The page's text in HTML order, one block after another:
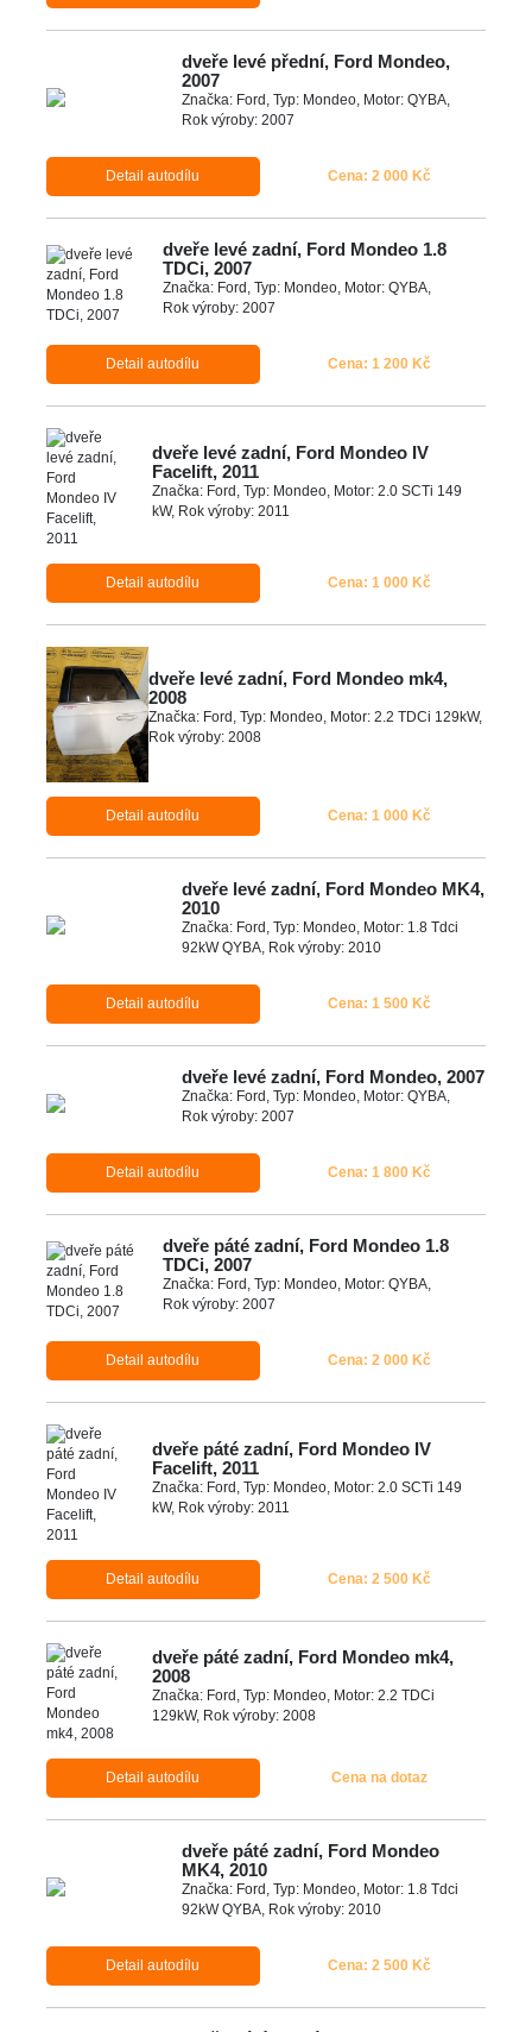
dveře levé přední, Ford Mondeo,
2007
Značka: Ford, Typ: Mondeo, Motor: QYBA,
Rok výroby: 2007
Detail autodílu Cena: 2 000 Kč
dveře levé zadní, Ford Mondeo 1.8
TDCi, 2007
Značka: Ford, Typ: Mondeo, Motor: QYBA,
Rok výroby: 2007
Detail autodílu Cena: 1 200 Kč
dveře levé zadní, Ford Mondeo IV
Facelift, 2011
Značka: Ford, Typ: Mondeo, Motor: 2.0 SCTi 149
kW, Rok výroby: 2011
Detail autodílu Cena: 1 000 Kč
dveře levé zadní, Ford Mondeo mk4,
2008
Značka: Ford, Typ: Mondeo, Motor: 2.2 TDCi 129kW,
Rok výroby: 2008
Detail autodílu Cena: 1 000 Kč
dveře levé zadní, Ford Mondeo MK4,
2010
Značka: Ford, Typ: Mondeo, Motor: 1.8 Tdci
92kW QYBA, Rok výroby: 2010
Detail autodílu Cena: 1 500 Kč
dveře levé zadní, Ford Mondeo, 2007
Značka: Ford, Typ: Mondeo, Motor: QYBA,
Rok výroby: 2007
Detail autodílu Cena: 1 800 Kč
dveře páté zadní, Ford Mondeo 1.8
TDCi, 2007
Značka: Ford, Typ: Mondeo, Motor: QYBA,
Rok výroby: 2007
Detail autodílu Cena: 2 000 Kč
dveře páté zadní, Ford Mondeo IV
Facelift, 2011
Značka: Ford, Typ: Mondeo, Motor: 2.0 SCTi 149
kW, Rok výroby: 2011
Detail autodílu Cena: 2 500 Kč
dveře páté zadní, Ford Mondeo mk4,
2008
Značka: Ford, Typ: Mondeo, Motor: 2.2 TDCi
129kW, Rok výroby: 2008
Detail autodílu Cena na dotaz
dveře páté zadní, Ford Mondeo
MK4, 2010
Značka: Ford, Typ: Mondeo, Motor: 1.8 Tdci
92kW QYBA, Rok výroby: 2010
Detail autodílu Cena: 2 500 Kč